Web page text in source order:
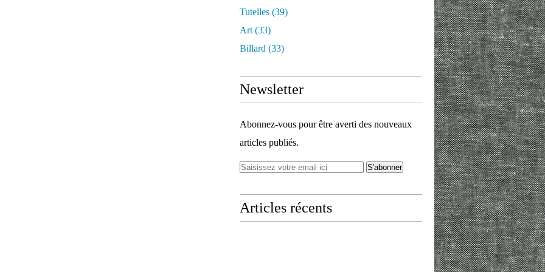
Tutelles (39)
Art (33)
Billard (33)
Newsletter
Abonnez-vous pour être averti des nouveaux
articles publiés.
Articles récents